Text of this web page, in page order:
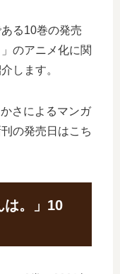
る10巻の発売
のアニメ化に関
します。
さによるマンガ
の発売日はこち
は。」10